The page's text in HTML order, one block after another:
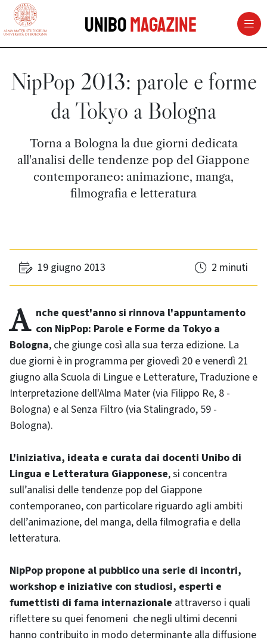
vai al contenuto della pagina
UniboMagazine
NipPop 2013: parole e forme
da Tokyo a Bologna
Torna a Bologna la due giorni dedicata
all'analisi delle tendenze pop del Giappone
contemporaneo: animazione, manga,
filmografia e letteratura
19 giugno 2013 2 minuti
Anche quest'anno si rinnova l'appuntamento con NipPop: Parole e Forme da Tokyo a
Bologna, che giunge così alla sua terza edizione. La
due giorni è in programma per giovedì 20 e venerdì 21
giugno alla Scuola di Lingue e Letterature, Traduzione e
Interpretazione dell'Alma Mater (via Filippo Re, 8 -
Bologna) e al Senza Filtro (via Stalingrado, 59 -
Bologna).
L'iniziativa, ideata e curata dai docenti Unibo di
Lingua e Letteratura Giapponese, si concentra
sull’analisi delle tendenze pop del Giappone
contemporaneo, con particolare riguardo agli ambiti
dell’animazione, del manga, della filmografia e della
letteratura.
NipPop propone al pubblico una serie di incontri,
workshop e iniziative con studiosi, esperti e
fumettisti di fama internazionale attraverso i quali
riflettere su quei fenomeni che negli ultimi decenni
hanno contribuito in modo determinante alla diffusione